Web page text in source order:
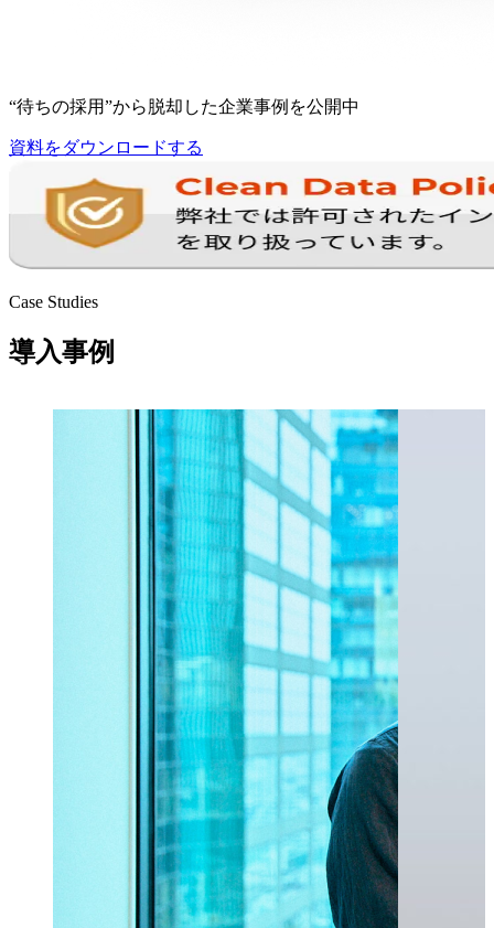
“待ちの採用”から脱却した企業事例を公開中
資料をダウンロードする
Case Studies
導入事例